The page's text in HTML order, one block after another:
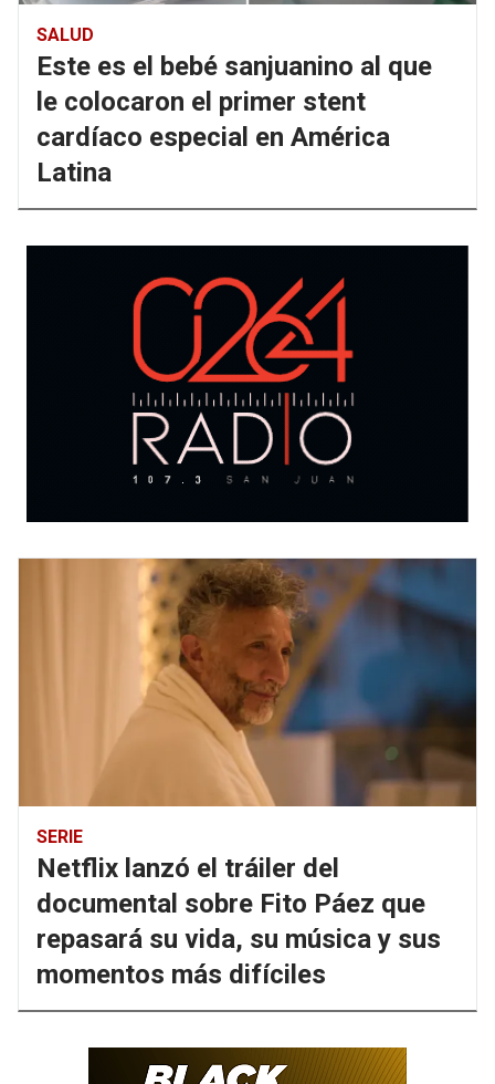
SALUD
Este es el bebé sanjuanino al que
le colocaron el primer stent
cardíaco especial en América
Latina
SERIE
Netflix lanzó el tráiler del
documental sobre Fito Páez que
repasará su vida, su música y sus
momentos más difíciles